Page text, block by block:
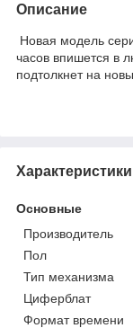
Описание
Новая модель
часов впишется в
подтолкнет на
Характеристики
Основные
Производитель
Пол
Тип механизма
Циферблат
Формат времени